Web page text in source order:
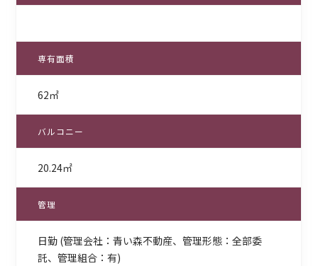
専有面積
62㎡
バルコニー
20.24㎡
管理
日勤 (管理会社：青い森不動産、管理形態：全部委
託、管理組合：有)